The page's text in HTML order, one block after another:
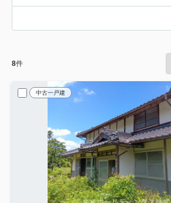
8件
中古一戸建